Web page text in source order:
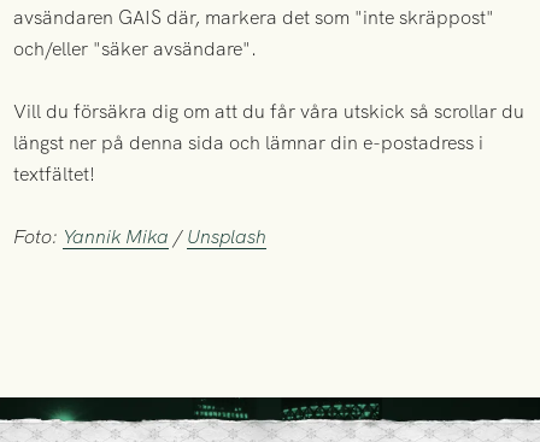
avsändaren GAIS där, markera det som "inte skräppost"
och/eller "säker avsändare".
Vill du försäkra dig om att du får våra utskick så scrollar du
längst ner på denna sida och lämnar din e-postadress i
textfältet!
Foto: Yannik Mika /Unsplash